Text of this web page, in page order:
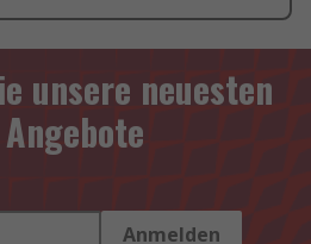
unsere neuesten
Anmelden